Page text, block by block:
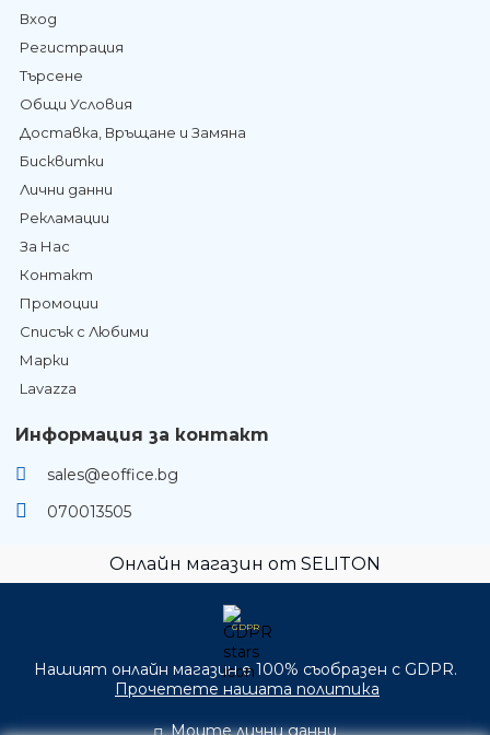
Вход
Регистрация
Търсене
Общи Условия
Доставка, Връщане и Замяна
Бисквитки
Лични данни
Рекламации
За Нас
Контакт
Промоции
Списък с Любими
Марки
Lavazza
Информация за контакт
sales@eoffice.bg
070013505
Онлайн магазин от SELITON
GDPR
Нашият онлайн магазин е 100% съобразен с GDPR.
Прочетете нашата политика
Моите лични данни